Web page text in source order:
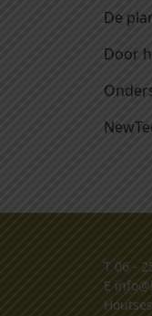
De
Door
T 06 -
E